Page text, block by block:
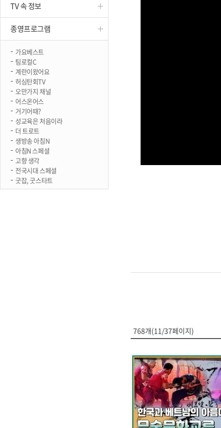
TV 속 정보
종영프로그램
가요베스트
팀로컬C
계란이왔어요
허심탄회TV
오만가지 채널
어스온어스
거기어때?
성교육은 처음이라
더 트로트
생방송 아침N
아침N 스페셜
고향 생각
전국시대 스페셜
굿잡, 굿스타트
768개(11/37페이지)